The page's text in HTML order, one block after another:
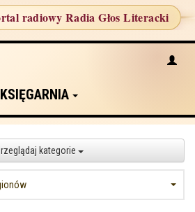
radiowy Radia Głos Literacki
KSIĘGARNIA
kategorie